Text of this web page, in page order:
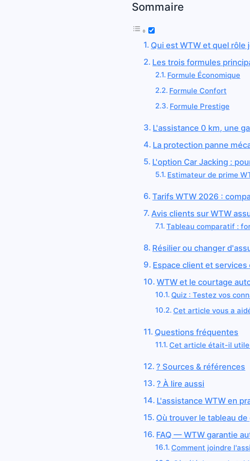
Sommaire
Qui est WTW et quel
Les trois formules
Formule Économique
Formule Confort
Formule Prestige
L'assistance 0 km, une
La protection panne
L'option Car Jacking :
Estimateur de prime
Tarifs WTW 2026 :
Avis clients sur WTW
Tableau comparatif :
Résilier ou changer
Espace client et services
WTW et le courtage
Quiz : Testez vos
Cet article vous a
Questions fréquentes
Cet article était-il utile
? Sources & références
? À lire aussi
L'assistance WTW en
Où trouver le tableau
FAQ — WTW garantie
Comment joindre